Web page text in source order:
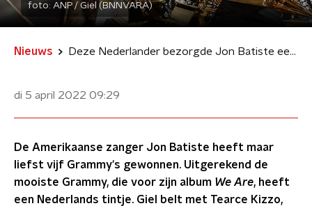
foto: ANP / Giel (BNNVARA)
Nieuws Deze Nederlander bezorgde Jon Batiste een Grammy
di 5 april 2022 09:29
De Amerikaanse zanger Jon Batiste heeft maar
liefst vijf Grammy's gewonnen. Uitgerekend de
mooiste Grammy, die voor zijn album We Are, heeft
een Nederlands tintje. Giel belt met Tearce Kizzo,